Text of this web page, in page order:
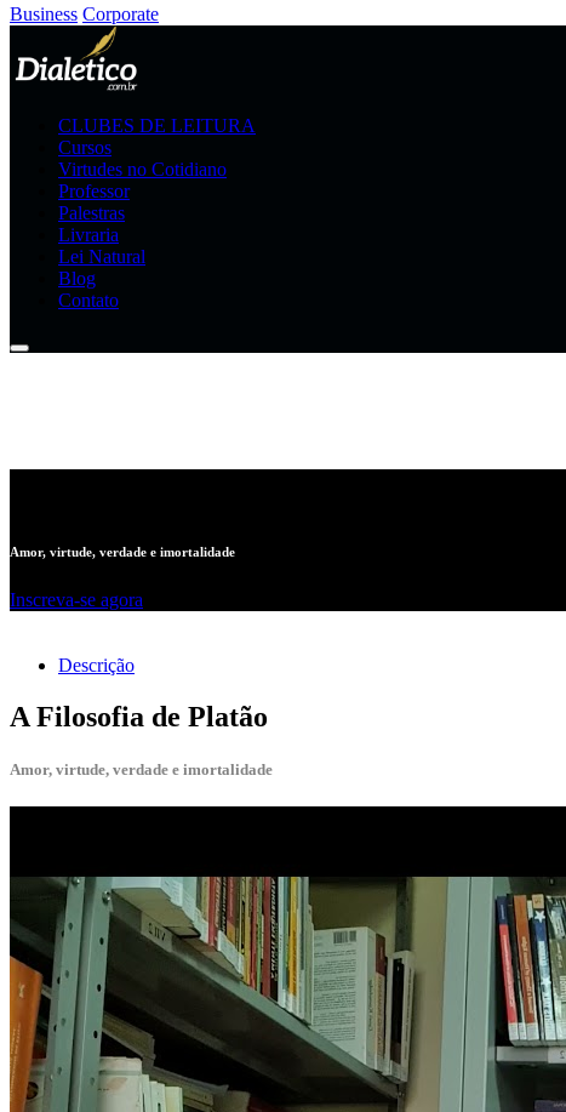
Business Corporate
CLUBES DE LEITURA
Cursos
Virtudes no Cotidiano
Professor
Palestras
Livraria
Lei Natural
Blog
Contato
Amor, virtude, verdade e imortalidade
Inscreva-se agora
Descrição
A Filosofia de Platão
Amor, virtude, verdade e imortalidade